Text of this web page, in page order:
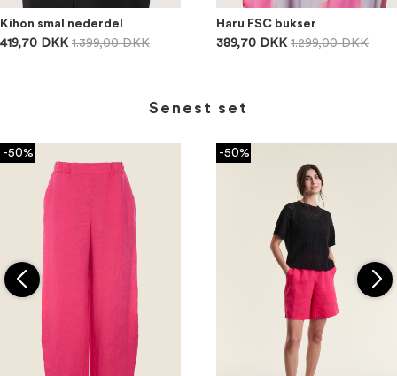
Kihon smal nederdel
419,70 DKK 1.399,00 DKK
Haru FSC bukser
389,70 DKK 1.299,00 DKK
Senest set
-50% -50%